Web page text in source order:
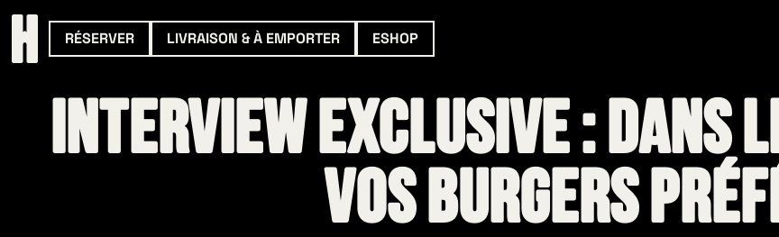
RÉSERVER LIVRAISON & À EMPORTER ESHOP
Interview exclusive : Dans
vos Burgers